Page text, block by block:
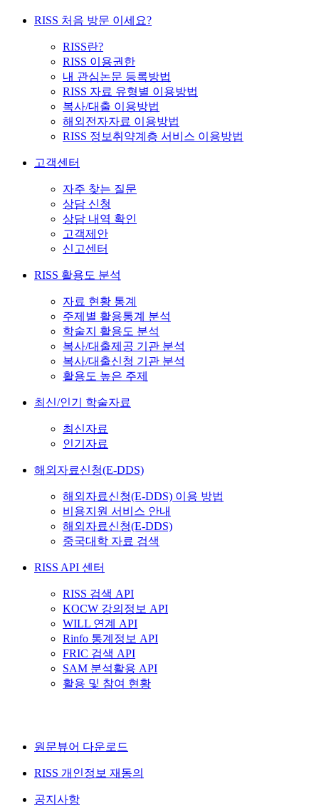
RISS 처음 방문 이세요?
RISS란?
RISS 이용권한
내 관심논문 등록방법
RISS 자료 유형별 이용방법
복사/대출 이용방법
해외전자자료 이용방법
RISS 정보취약계층 서비스 이용방법
고객센터
자주 찾는 질문
상담 신청
상담 내역 확인
고객제안
신고센터
RISS 활용도 분석
자료 현황 통계
주제별 활용통계 분석
학술지 활용도 분석
복사/대출제공 기관 분석
복사/대출신청 기관 분석
활용도 높은 주제
최신/인기 학술자료
최신자료
인기자료
해외자료신청(E-DDS)
해외자료신청(E-DDS) 이용 방법
비용지원 서비스 안내
해외자료신청(E-DDS)
중국대학 자료 검색
RISS API 센터
RISS 검색 API
KOCW 강의정보 API
WILL 연계 API
Rinfo 통계정보 API
FRIC 검색 API
SAM 분석활용 API
활용 및 참여 현황
원문뷰어 다운로드
RISS 개인정보 재동의
공지사항